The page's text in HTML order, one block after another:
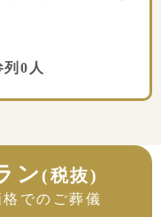
0人
ン (税抜)
でのご葬儀